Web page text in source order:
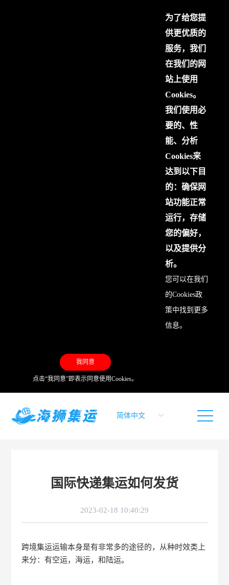
为了给您提
供更优质的
服务，我们
在我们的网
站上使用
Cookies。
我们使用必
要的、性
能、分析
Cookies来
达到以下目
的：确保网
站功能正常
运行，存储
您的偏好，
以及提供分
析。
您可以在我们
的Cookies政
策中找到更多
信息。
我同意
点击“我同意”即表示同意使用Cookies。
国际快递集运如何发货
2023-02-18 10:40:29
跨境集运运输本身是有非常多的途径的，从种时效类上
来分：有空运，海运，和陆运。